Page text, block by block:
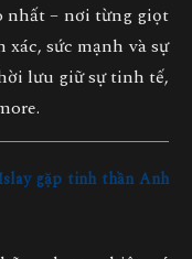
nhất – nơi từng giọt
sức mạnh và sự
lưu giữ sự tinh tế,
gặp tinh thần Anh